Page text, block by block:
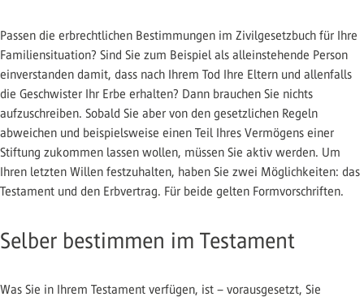
Passen die erbrechtlichen Bestimmungen im Zivilgesetzbuch für Ihre
Familiensituation? Sind Sie zum Beispiel als alleinstehende Person
einverstanden damit, dass nach Ihrem Tod Ihre Eltern und allenfalls
die Geschwister Ihr Erbe erhalten? Dann brauchen Sie nichts
aufzuschreiben. Sobald Sie aber von den gesetzlichen Regeln
abweichen und beispielsweise einen Teil Ihres Vermögens einer
Stiftung zukommen lassen wollen, müssen Sie aktiv werden. Um
Ihren letzten Willen festzuhalten, haben Sie zwei Möglichkeiten: das
Testament und den Erbvertrag. Für beide gelten Formvorschriften.
Selber bestimmen im Testament
Was Sie in Ihrem Testament verfügen, ist – vorausgesetzt, Sie